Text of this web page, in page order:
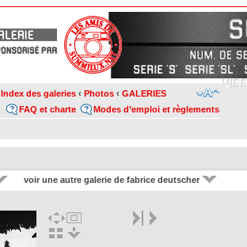
Index des galeries ‹ Photos ‹ GALERIES
Modes d’emploi et règlements
FAQ et charte
voir une autre galerie de fabrice deutscher